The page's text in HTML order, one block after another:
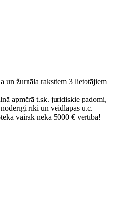
un žurnāla rakstiem 3 lietotājiem
apmērā t.sk. juridiskie padomi,
rīki un veidlapas u.c.
vairāk nekā 5000 € vērtībā!